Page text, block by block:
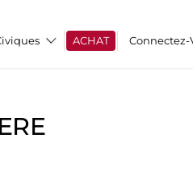
ACHAT Connectez-